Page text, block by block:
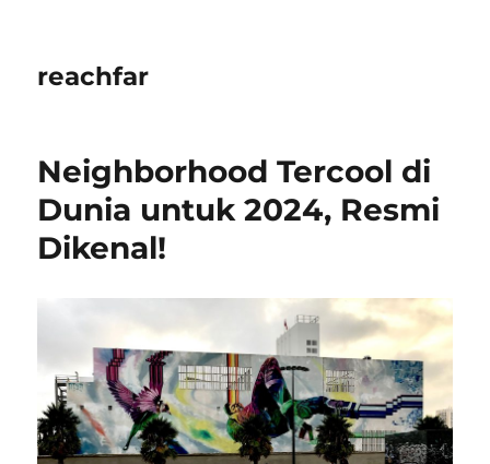
reachfar
Neighborhood Tercool di
Dunia untuk 2024, Resmi
Dikenal!